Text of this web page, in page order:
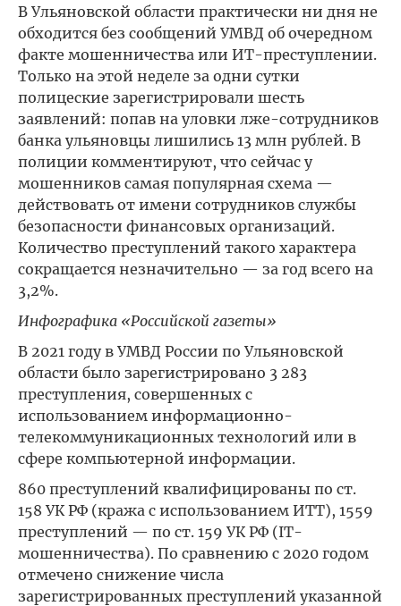
В Ульяновской области практически ни дня не
обходится без сообщений УМВД об очередном
факте мошенничества или ИТ-преступлении.
Только на этой неделе за одни сутки
полицеские зарегистрировали шесть
заявлений: попав на уловки лже-сотрудников
банка ульяновцы лишились 13 млн рублей. В
полиции комментируют, что сейчас у
мошенников самая популярная схема —
действовать от имени сотрудников службы
безопасности финансовых организаций.
Количество преступлений такого характера
сокращается незначительно — за год всего на
3,2%.
Инфографика «Российской газеты»
В 2021 году в УМВД России по Ульяновской
области было зарегистрировано 3 283
преступления, совершенных с
использованием информационно-
телекоммуникационных технологий или в
сфере компьютерной информации.
860 преступлений квалифицированы по ст.
158 УК РФ (кража с использованием ИТТ), 1559
преступлений — по ст. 159 УК РФ (IT-
мошенничества). По сравнению с 2020 годом
отмечено снижение числа
зарегистрированных преступлений указанной